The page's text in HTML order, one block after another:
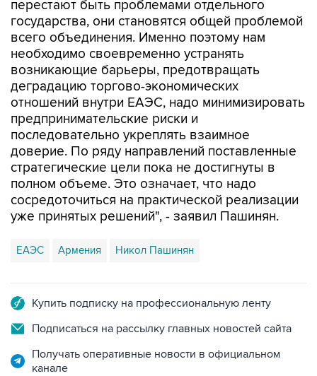
перестают быть проблемами отдельного
государства, они становятся общей проблемой
всего объединения. Именно поэтому нам
необходимо своевременно устранять
возникающие барьеры, предотвращать
деградацию торгово-экономических
отношений внутри ЕАЭС, надо минимизировать
предпринимательские риски и
последовательно укреплять взаимное
доверие. По ряду направлений поставленные
стратегические цели пока не достигнуты в
полном объеме. Это означает, что надо
сосредоточиться на практической реализации
уже принятых решений", - заявил Пашинян.
ЕАЭС Армения Никол Пашинян
Купить подписку на профессиональную ленту
Подписаться на рассылку главных новостей сайта
Получать оперативные новости в официальном
канале